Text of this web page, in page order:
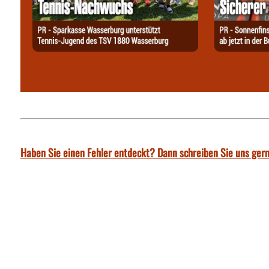
Haben Sie einen Fehler entdeckt? Dann schreiben Sie uns